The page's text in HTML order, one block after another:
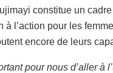
constitue un
à l’action pour les
encore de leurs
pour nous d’aller à